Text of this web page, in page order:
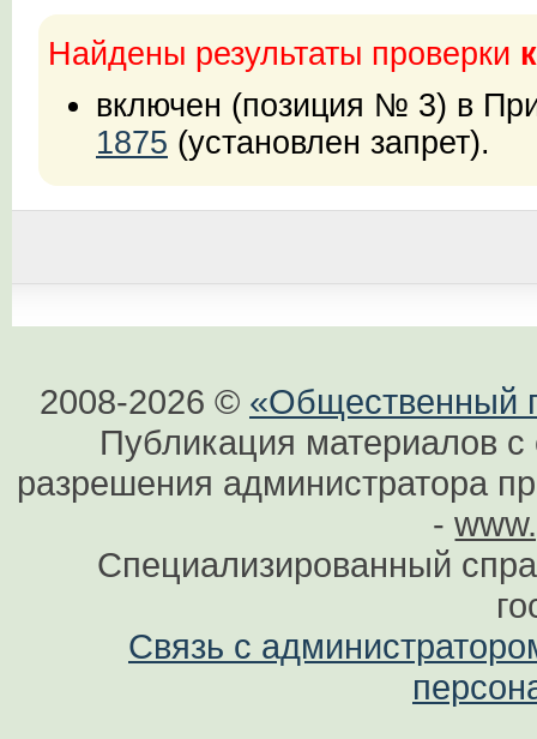
Найдены результаты проверки
включен (позиция № 3) в
1875 (установлен запрет).
2008-2026 © «Общественный
Публикация материалов
разрешения администратора
-
Специализированный
Связь с